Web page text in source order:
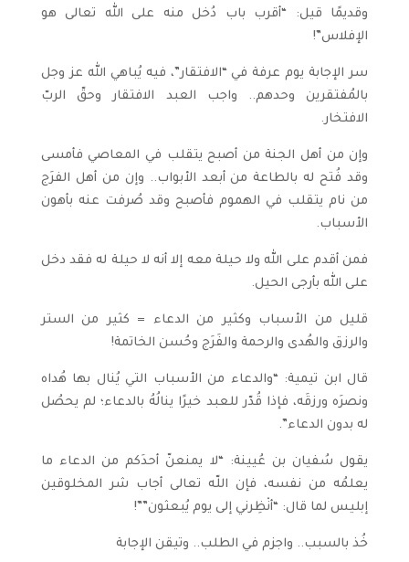
وقديمًا قيل: “أقرب باب دُخل منه على الله تعالى هو
الإفلاس”!
سر الإجابة يوم عرفة في “الافتقار”، فيه يُباهي الله عز وجل
بالمُفتقرين وحدهم.. واجب العبد الافتقار وحقّ الربّ
الافتخار.
وإن من أهل الجنة من أصبح يتقلب في المعاصي فأمسى
وقد فُتح له بالطاعة من أبعد الأبواب.. وإن من أهل الفرَج
من نام يتقلب في الهموم فأصبح وقد صُرفت عنه بأهون
الأسباب.
فمن أقدم على الله ولا حيلة معه إلا أنه لا حيلة له فقد دخل
على الله بأرجى الحيل.
قليل من الأسباب وكثير من الدعاء = كثير من الستر
والرزق والهُدى والرحمة والفَرَج وحُسن الخاتمة!
قال ابن تيمية: “والدعاء من الأسباب التي يُنال بها هُداه
ونصرَه ورزقَه، فإذا قُدّر للعبد خيرًا ينالُهُ بالدعاء؛ لم يحصُل
له بدون الدعاء”.
يقول سُفيان بن عُيينة: “لا يمنعنّ أحدَكم من الدعاء ما
يعلمُه من نفسه، فإن اللّه تعالى أجاب شر المخلوقين
إبليس لما قال: “أنْظِرني إلى يوم يُبعثون””!
خُذ بالسبب.. واجزم في الطلب.. وتيقن الإجابة